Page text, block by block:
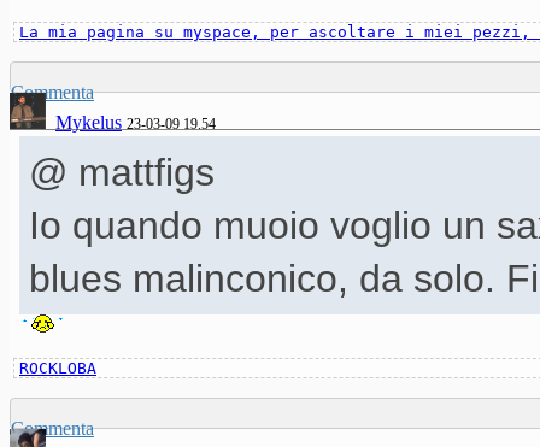
La mia pagina su myspace, per ascoltare i miei
Commenta
Mykelus 23-03-09 19.54
@ mattfigs
Io quando muoio voglio un
blues malinconico, da solo.
ROCKLOBA
Commenta